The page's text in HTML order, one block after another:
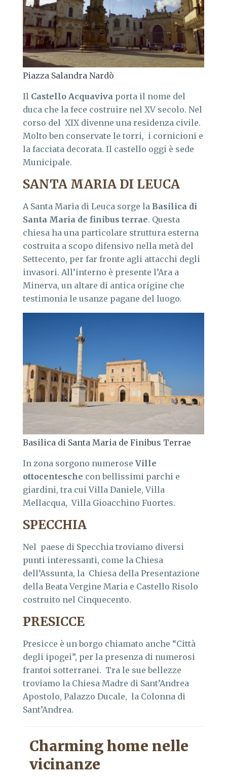
Piazza Salandra Nardò
Il Castello Acquaviva porta il nome del
duca che la fece costruire nel XV secolo. Nel
corso del XIX divenne una residenza civile.
Molto ben conservate le torri, i cornicioni e
la facciata decorata. Il castello oggi è sede
Municipale.
SANTA MARIA DI LEUCA
A Santa Maria di Leuca sorge la Basilica di
Santa Maria de finibus terrae. Questa
chiesa ha una particolare struttura esterna
costruita a scopo difensivo nella metà del
Settecento, per far fronte agli attacchi degli
invasori. All’interno è presente l’Ara a
Minerva, un altare di antica origine che
testimonia le usanze pagane del luogo.
Basilica di Santa Maria de Finibus Terrae
In zona sorgono numerose Ville
ottocentesche con bellissimi parchi e
giardini, tra cui Villa Daniele, Villa
Mellacqua, Villa Gioacchino Fuortes.
SPECCHIA
Nel paese di Specchia troviamo diversi
punti interessanti, come la Chiesa
dell’Assunta, la Chiesa della Presentazione
della Beata Vergine Maria e Castello Risolo
costruito nel Cinquecento.
PRESICCE
Presicce è un borgo chiamato anche “Città
degli ipogei”, per la presenza di numerosi
frantoi sotterranei. Tra le sue bellezze
troviamo la Chiesa Madre di Sant’Andrea
Apostolo, Palazzo Ducale, la Colonna di
Sant’Andrea.
Charming home nelle
vicinanze